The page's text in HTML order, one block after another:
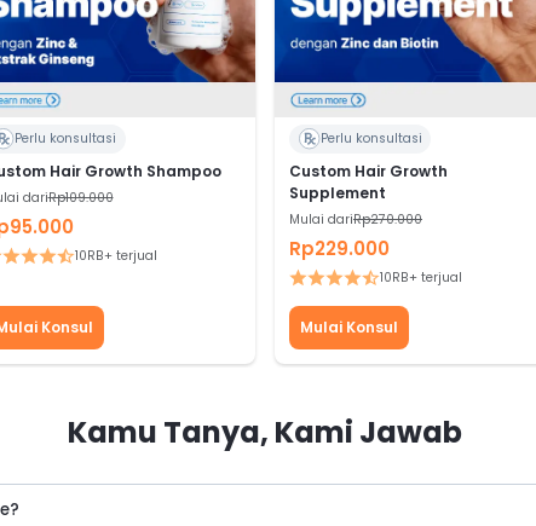
Perlu konsultasi
Hair Growth Shampoo
dariRp109.000
10RB+ terjual
Konsul
Perlu konsultasi
Custom Hair Growth
Supplement
Mulai dariRp270.000
Rp229.000
10RB+ terjual
Mulai Konsul
Kamu Tanya, Kami Jawab